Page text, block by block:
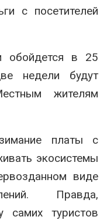
с посетителей
обойдется в 25
недели будут
жителям
платы с
экосистемы
виде
Правда,
самих туристов